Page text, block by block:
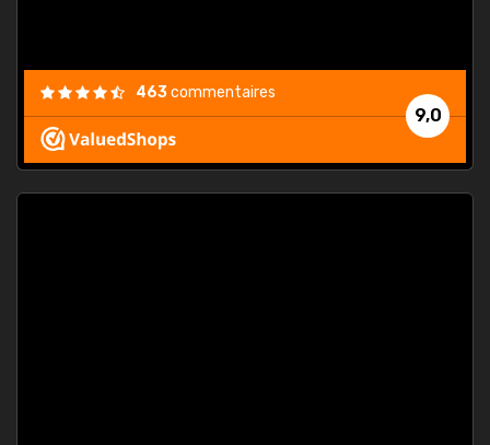
9,0
463commentaires